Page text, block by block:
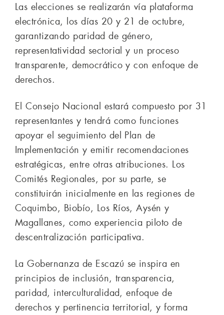
Las elecciones se realizarán vía plataforma
electrónica, los días 20 y 21 de octubre,
garantizando paridad de género,
representatividad sectorial y un proceso
transparente, democrático y con enfoque de
derechos.
El Consejo Nacional estará compuesto por 31
representantes y tendrá como funciones
apoyar el seguimiento del Plan de
Implementación y emitir recomendaciones
estratégicas, entre otras atribuciones. Los
Comités Regionales, por su parte, se
constituirán inicialmente en las regiones de
Coquimbo, Biobío, Los Ríos, Aysén y
Magallanes, como experiencia piloto de
descentralización participativa.
La Gobernanza de Escazú se inspira en
principios de inclusión, transparencia,
paridad, interculturalidad, enfoque de
derechos y pertinencia territorial, y forma